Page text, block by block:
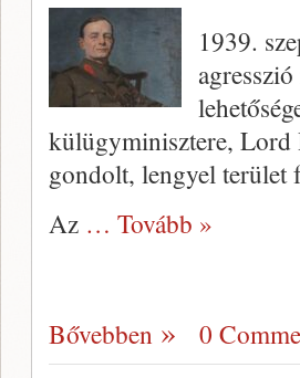
1939.
külügyminisztere, Lord
gondolt, lengyel terület
Az … Tovább »
Bővebben 0